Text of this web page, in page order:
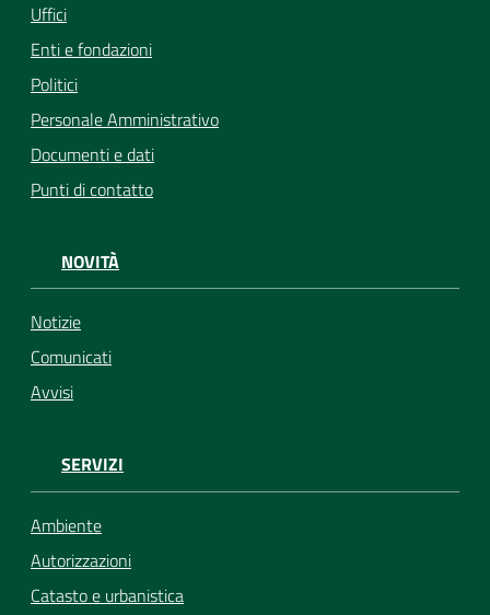
Uffici
Enti e fondazioni
Politici
Personale Amministrativo
Documenti e dati
Punti di contatto
NOVITÀ
Notizie
Comunicati
Avvisi
SERVIZI
Ambiente
Autorizzazioni
Catasto e urbanistica